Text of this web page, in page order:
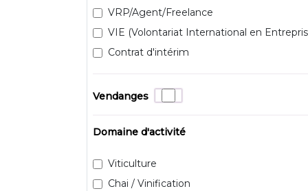
VRP/Agent/Freelance
VIE (Volontariat International en
Contrat d'intérim
Vendanges
Domaine d'activité
Viticulture
Chai / Vinification